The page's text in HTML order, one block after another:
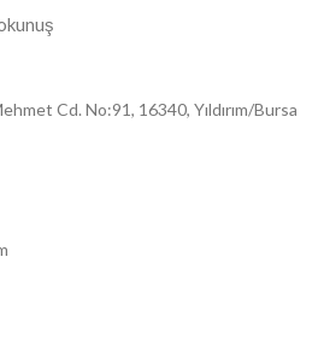
Cd. No:91, 16340, Yıldırım/Bursa